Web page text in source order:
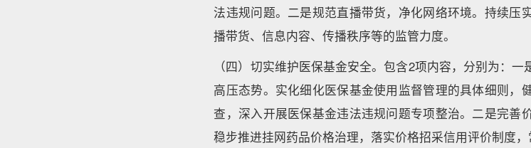
法违规问题。二是规范直播带货，净化网络环境。持续压
播带货、信息内容、传播秩序等的监管力度。
（四）切实维护医保基金安全。包含2项内容，分别为：
高压态势。实化细化医保基金使用监督管理的具体细则，
查，深入开展医保基金违法违规问题专项整治。二是完善
稳步推进挂网药品价格治理，落实价格招采信用评价制度，